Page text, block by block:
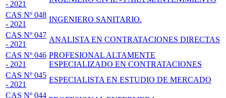
- 2021
CAS Nº 048
- 2021
INGENIERO SANITARIO.
CAS Nº 047
- 2021
ANALISTA EN CONTRATACIONES DIRECTAS
CAS Nº 046
- 2021
PROFESIONAL ALTAMENTE
ESPECIALIZADO EN CONTRATACIONES
CAS Nº 045
- 2021
ESPECIALISTA EN ESTUDIO DE MERCADO
CAS Nº 044